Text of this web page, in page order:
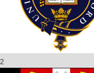
2